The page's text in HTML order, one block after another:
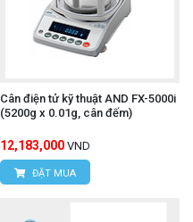
Cân điện tử kỹ thuật AND FX-5000i
(5200g x 0.01g, cân đếm)
12,183,000 VND
ĐẶT MUA